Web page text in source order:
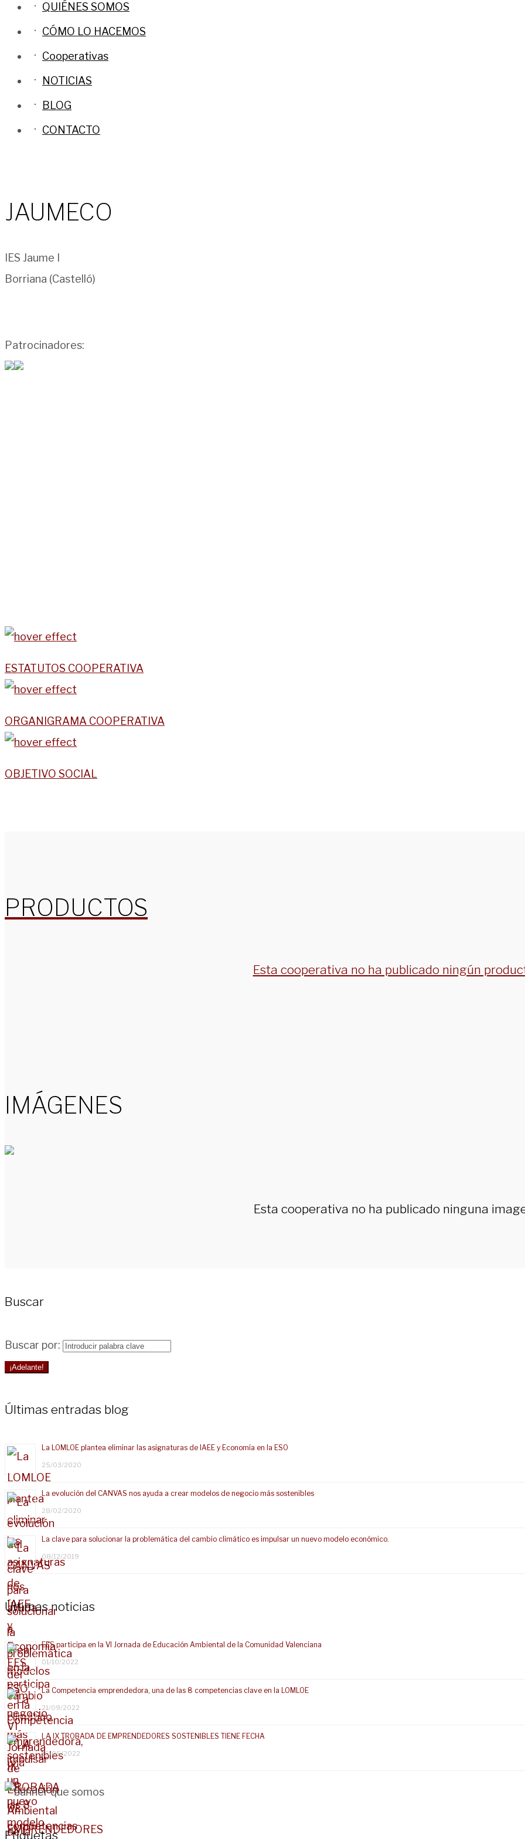
QUIÉNES SOMOS
CÓMO LO HACEMOS
Cooperativas
NOTICIAS
BLOG
CONTACTO
JAUMECO
IES Jaume I
Borriana (Castelló)
Patrocinadores:
ESTATUTOS COOPERATIVA
ORGANIGRAMA COOPERATIVA
OBJETIVO SOCIAL
PRODUCTOS
Esta cooperativa no ha publicado ningún
IMÁGENES
Esta cooperativa no ha publicado ninguna
Buscar
Buscar por:
¡Adelante!
Últimas entradas blog
La LOMLOE plantea eliminar las asignaturas de IAEE y Economía en la ESO
25/03/2020
La evolución del CANVAS nos ayuda a crear modelos de negocio más sostenibles
28/02/2020
La clave para solucionar la problemática del cambio climático es impulsar un nuevo modelo económico.
08/12/2019
Últimas noticias
EES participa en la VI Jornada de Educación Ambiental de la Comunidad Valenciana
01/10/2022
La Competencia emprendedora, una de las 8 competencias clave en la LOMLOE
21/09/2022
LA IX TROBADA DE EMPRENDEDORES SOSTENIBLES TIENE FECHA
16/05/2022
Etiquetas